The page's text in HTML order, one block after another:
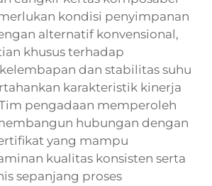
kondisi penyimpanan
alternatif konvensional,
khusus terhadap
dan stabilitas suhu
karakteristik kinerja
pengadaan memperoleh
hubungan dengan
yang mampu
kualitas konsisten serta
sepanjang proses